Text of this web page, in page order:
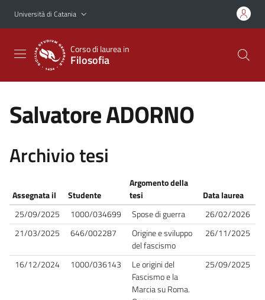
Vai al contenuto principale
Vai al menu di navigazione
Università di Catania
Corso di laurea in
Filosofia
Salvatore ADORNO
Archivio tesi
Assegnata il Studente
Argomento della
tesi
Data laurea
25/09/2025
1000/034699 Spose di guerra
26/02/2026
21/03/2025
646/002287
Origine e sviluppo
del fascismo
26/11/2025
16/12/2024 1000/036143
Le origini del
Fascismo e la
Marcia su Roma.
25/09/2025